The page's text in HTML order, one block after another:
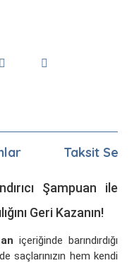
Taksit
Şampuan ile
Geri Kazanın!
içeriğinde barındırdığı
saçlarınızın hem kendi